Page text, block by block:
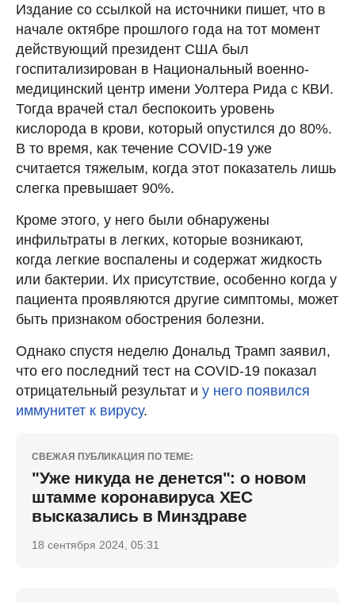
Издание со ссылкой на источники пишет, что в
начале октябре прошлого года на тот момент
действующий президент США был
госпитализирован в Национальный военно-
медицинский центр имени Уолтера Рида c КВИ.
Тогда врачей стал беспокоить уровень
кислорода в крови, который опустился до 80%.
В то время, как течение COVID-19 уже
считается тяжелым, когда этот показатель лишь
слегка превышает 90%.
Кроме этого, у него были обнаружены
инфильтраты в легких, которые возникают,
когда легкие воспалены и содержат жидкость
или бактерии. Их присутствие, особенно когда у
пациента проявляются другие симптомы, может
быть признаком обострения болезни.
Однако спустя неделю Дональд Трамп заявил,
что его последний тест на COVID-19 показал
отрицательный результат и у него появился
иммунитет к вирусу.
СВЕЖАЯ ПУБЛИКАЦИЯ ПО ТЕМЕ:
"Уже никуда не денется": о новом
штамме коронавируса ХЕС
высказались в Минздраве
18 сентября 2024, 05:31